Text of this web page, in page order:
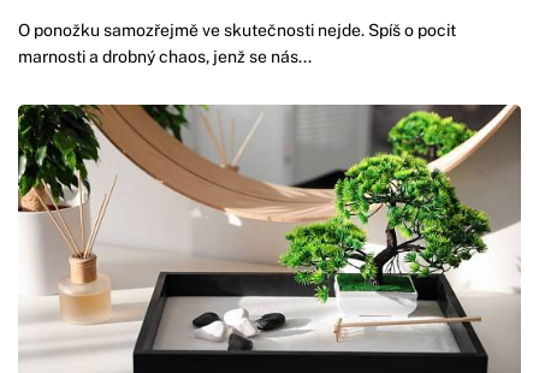
O ponožku samozřejmě ve skutečnosti nejde. Spíš o pocit
marnosti a drobný chaos, jenž se nás...